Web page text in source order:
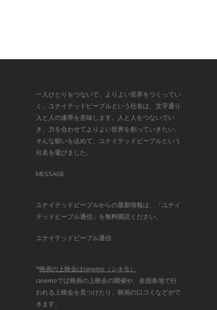
一人ひとりをつないで、よりよい世界をつくってい
く。ユナイテッドピープルという社名は、文字通り
人と人の連帯を意味します。人と人をつないでい
き、力を合わせてよりよい世界を創っていきたい。
そんな願いを込めて、ユナイテッドピープルという
社名を選びました。
MESSAGE
ユナイテッドピープルからの最新情報は、「ユナイ
テッドピープル通信」を無料購読ください。
ユナイテッドピープル通信
*映画の上映会はcinemo（シネモ）
cinemoでは映画の上映会の開催や、全国各地で行
われる上映会を見つけたり、映画の口コミなどがで
きます。